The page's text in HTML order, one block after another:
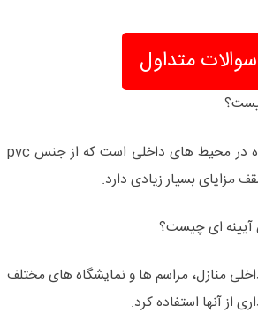
سوالات متداول
نوعی سقف مورد استفاده در محیط های داخلی است که از جنس pvc
بسیار زیادی دارد.
ای چیست؟
منازل، مراسم ها و نمایشگاه های مختلف
آنها استفاده کرد.